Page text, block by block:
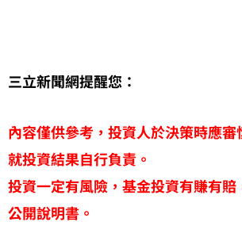
三立新聞網提醒您：
內容僅供參考，投資人於決策時應
就投資結果自行負責。
投資一定有風險，基金投資有賺有賠
公開說明書。